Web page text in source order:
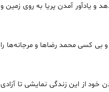
و یادآور آمدن پریا به روی زمین و
بی کسی محمد رضا‌ها و مرجانه‌ها را
از این زندگی نمایشی تا آزادی